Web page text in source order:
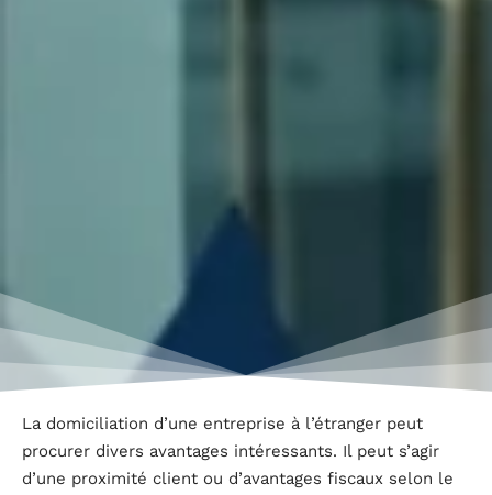
La domiciliation d’une entreprise à l’étranger peut
procurer divers avantages intéressants. Il peut s’agir
d’une proximité client ou d’avantages fiscaux selon le